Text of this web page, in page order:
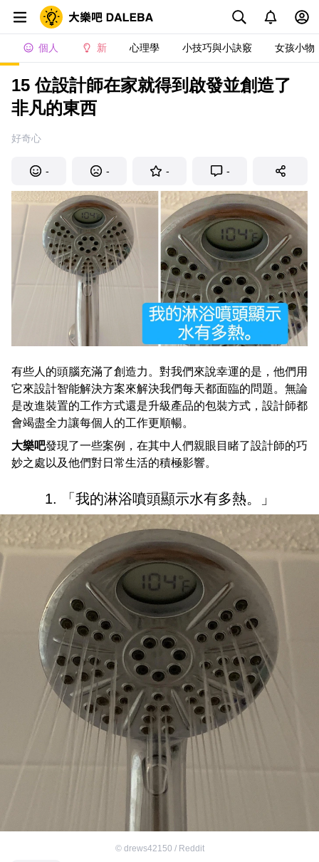
個人 新 心理學 小技巧與小訣竅 女孩小物
15 位設計師在家就得到啟發並創造了
非凡的東西
好奇心
- - - -
有些人的頭腦充滿了創造力。對我們來說幸運的是，他們用
它來設計智能解決方案來解決我們每天都面臨的問題。無論
是改進裝置的工作方式還是升級產品的包裝方式，設計師都
會竭盡全力讓每個人的工作更順暢。
大樂吧發現了一些案例，在其中人們親眼目睹了設計師的巧
妙之處以及他們對日常生活的積極影響。
1. 「我的淋浴噴頭顯示水有多熱。」
© drews42150 / Reddit